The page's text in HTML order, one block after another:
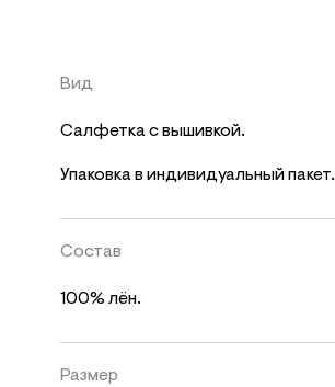
Вид
Салфетка с вышивкой.
Упаковка в индивидуальный пакет.
Состав
100% лён.
Размер